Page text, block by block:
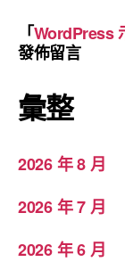
「WordPress
發佈留言
彙整
2026 年 8 月
2026 年 7 月
2026 年 6 月